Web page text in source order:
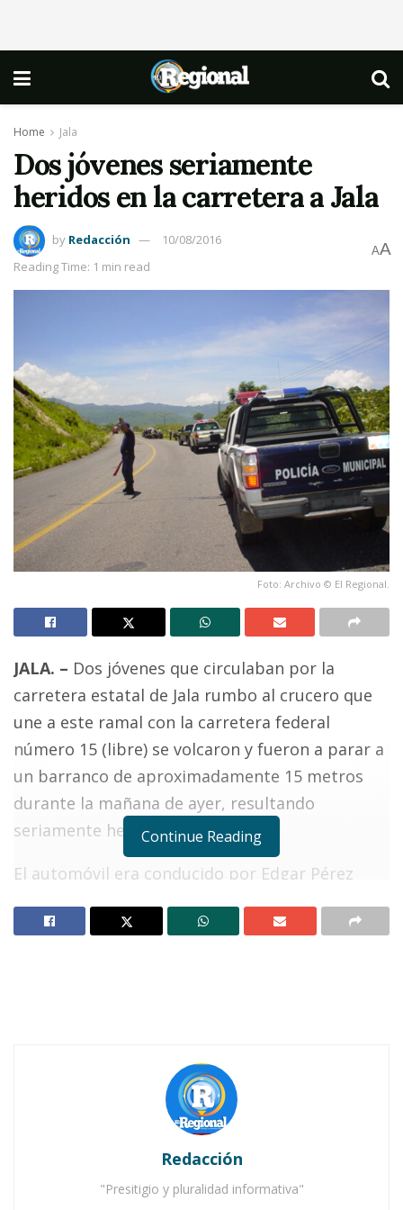
Home Jala
Dos jóvenes seriamente
heridos en la carretera a Jala
by Redacción
10/08/2016
Reading Time: 1 min read
AA
Foto: Archivo © El Regional.
JALA. – Dos jóvenes que circulaban por la
carretera estatal de Jala rumbo al crucero que
une a este ramal con la carretera federal
número 15 (libre) se volcaron y fueron a parar a
un barranco de aproximadamente 15 metros
durante la mañana de ayer, resultando
seriamente heridos.
El automóvil era conducido por Edgar Pérez
Sidra, municipio de Ixtlán del Río, y quien
originario de San Antonio, municipio de El
Nayar, sin que se sepa de dónde es vecino.
en Ahuacatlán
Continue Reading
Redacción
"Presitigio y pluralidad informativa"